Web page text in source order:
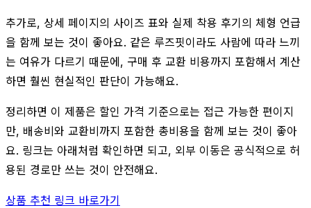
추가로, 상세 페이지의 사이즈 표와 실제 착용 후기의 체형 언급
을 함께 보는 것이 좋아요. 같은 루즈핏이라도 사람에 따라 느끼
는 여유가 다르기 때문에, 구매 후 교환 비용까지 포함해서 계산
하면 훨씬 현실적인 판단이 가능해요.
정리하면 이 제품은 할인 가격 기준으로는 접근 가능한 편이지
만, 배송비와 교환비까지 포함한 총비용을 함께 보는 것이 좋아
요. 링크는 아래처럼 확인하면 되고, 외부 이동은 공식적으로 허
용된 경로만 쓰는 것이 안전해요.
상품 추천 링크 바로가기